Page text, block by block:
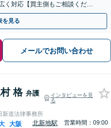
く対応【買主側もご相談くださ
す【土日祝相談可】
を見る
メールでお問い合わせ
格 弁護
インタビューを見
る
新道法律事務所
大阪
北新地駅
営業時間：09:00